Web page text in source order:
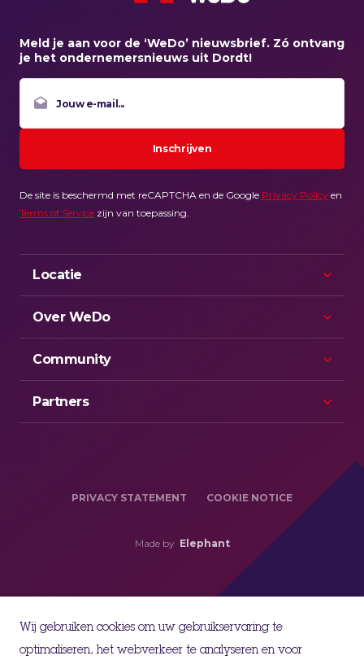
Meld je aan voor de ‘WeDo’ nieuwsbrief. Zó ontvang
je het ondernemersnieuws uit Dordt!
E-
mailadres
Inschrijven
De site is beschermd met reCAPTCHA en de Google Privacy Policy en
Terms of Service zijn van toepassing.
Locatie
Over WeDo
Community
Partners
PRIVACY STATEMENT COOKIE NOTICE
Made by Elephant
Wij gebruiken cookies om uw gebruikservaring te
optimaliseren, het webverkeer te analyseren en voor